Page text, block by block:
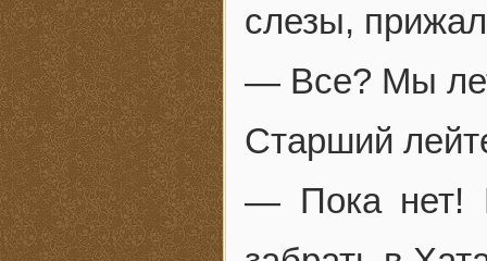
слезы,
— Все? Мы
Старший
— Пока нет!